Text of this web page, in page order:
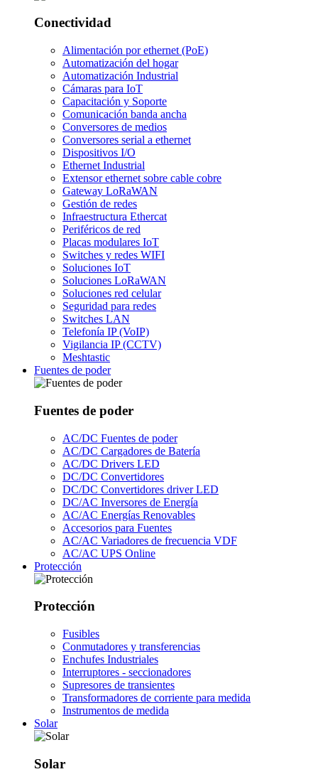
Conectividad
Alimentación por ethernet (PoE)
Automatización del hogar
Automatización Industrial
Cámaras para IoT
Capacitación y Soporte
Comunicación banda ancha
Conversores de medios
Conversores serial a ethernet
Dispositivos I/O
Ethernet Industrial
Extensor ethernet sobre cable cobre
Gateway LoRaWAN
Gestión de redes
Infraestructura Ethercat
Periféricos de red
Placas modulares IoT
Switches y redes WIFI
Soluciones IoT
Soluciones LoRaWAN
Soluciones red celular
Seguridad para redes
Switches LAN
Telefonía IP (VoIP)
Vigilancia IP (CCTV)
Meshtastic
Fuentes de poder
Fuentes de poder
AC/DC Fuentes de poder
AC/DC Cargadores de Batería
AC/DC Drivers LED
DC/DC Convertidores
DC/DC Convertidores driver LED
DC/AC Inversores de Energía
AC/AC Energías Renovables
Accesorios para Fuentes
AC/AC Variadores de frecuencia VDF
AC/AC UPS Online
Protección
Protección
Fusibles
Conmutadores y transferencias
Enchufes Industriales
Interruptores - seccionadores
Supresores de transientes
Transformadores de corriente para medida
Instrumentos de medida
Solar
Solar